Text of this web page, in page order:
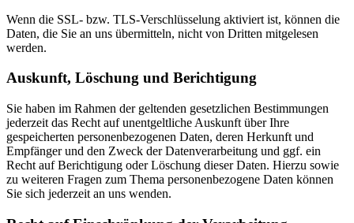
Wenn die SSL- bzw. TLS-Verschlüsselung aktiviert ist, können die
Daten, die Sie an uns übermitteln, nicht von Dritten mitgelesen
werden.
Auskunft, Löschung und Berichtigung
Sie haben im Rahmen der geltenden gesetzlichen Bestimmungen
jederzeit das Recht auf unentgeltliche Auskunft über Ihre
gespeicherten personenbezogenen Daten, deren Herkunft und
Empfänger und den Zweck der Datenverarbeitung und ggf. ein
Recht auf Berichtigung oder Löschung dieser Daten. Hierzu sowie
zu weiteren Fragen zum Thema personenbezogene Daten können
Sie sich jederzeit an uns wenden.